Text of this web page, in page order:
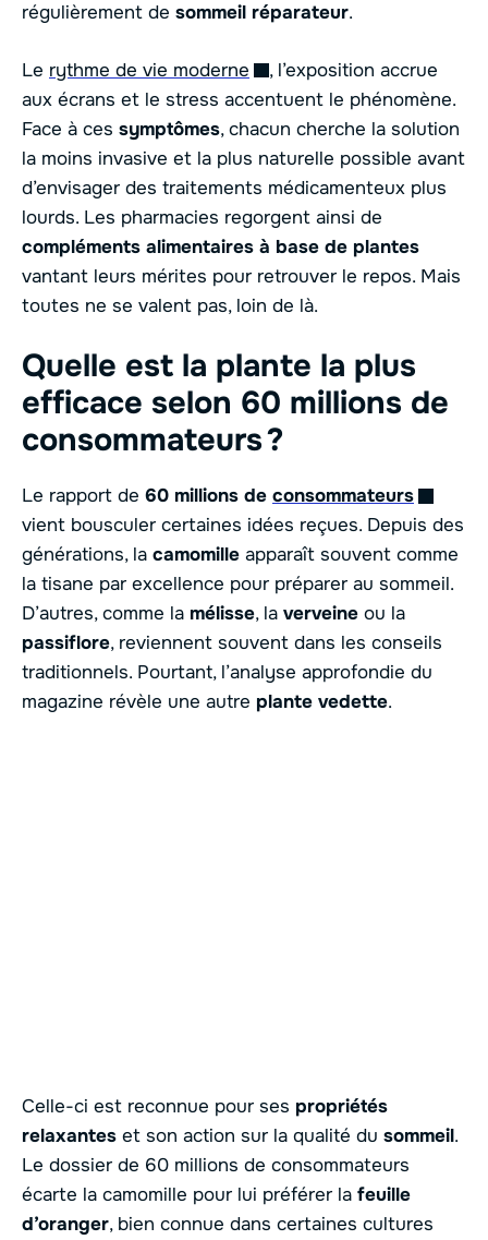
régulièrement de sommeil réparateur.
Le rythme de vie moderne
, l’exposition accrue
aux écrans et le stress accentuent le phénomène.
Face à ces symptômes, chacun cherche la solution
la moins invasive et la plus naturelle possible avant
d’envisager des traitements médicamenteux plus
lourds. Les pharmacies regorgent ainsi de
compléments alimentaires à base de plantes
vantant leurs mérites pour retrouver le repos. Mais
toutes ne se valent pas, loin de là.
Quelle est la plante la plus
efficace selon 60 millions de
consommateurs ?
Le rapport de 60 millions de consommateurs
vient bousculer certaines idées reçues. Depuis des
générations, la camomille apparaît souvent comme
la tisane par excellence pour préparer au sommeil.
D’autres, comme la mélisse, la verveine ou la
passiflore, reviennent souvent dans les conseils
traditionnels. Pourtant, l’analyse approfondie du
magazine révèle une autre plante vedette.
Celle-ci est reconnue pour ses propriétés
relaxantes et son action sur la qualité du sommeil.
Le dossier de 60 millions de consommateurs
écarte la camomille pour lui préférer la feuille
d’oranger, bien connue dans certaines cultures